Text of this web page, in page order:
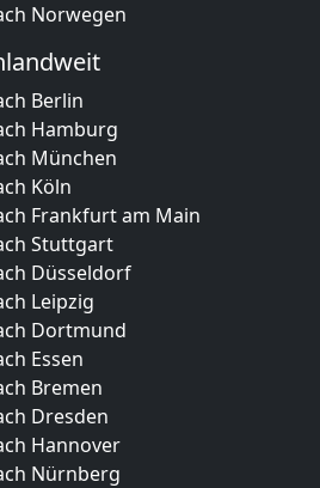
Norwegen
Berlin
Hamburg
München
Köln
Frankfurt am Main
Stuttgart
Düsseldorf
Leipzig
Dortmund
Essen
Bremen
Dresden
Hannover
Nürnberg